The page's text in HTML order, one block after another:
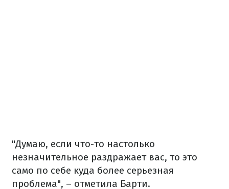
"Думаю, если что-то настолько
незначительное раздражает вас, то это
само по себе куда более серьезная
проблема", – отметила Барти.